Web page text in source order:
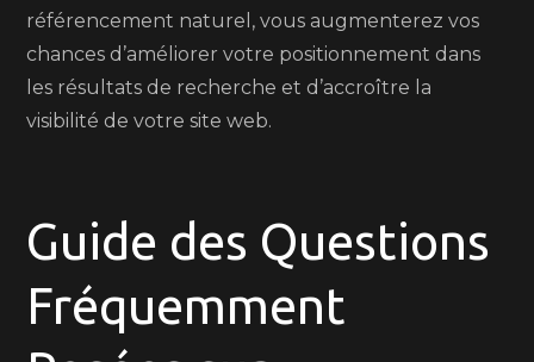
référencement naturel, vous augmenterez vos
chances d’améliorer votre positionnement dans
les résultats de recherche et d’accroître la
visibilité de votre site web.
Guide des Questions
Fréquemment